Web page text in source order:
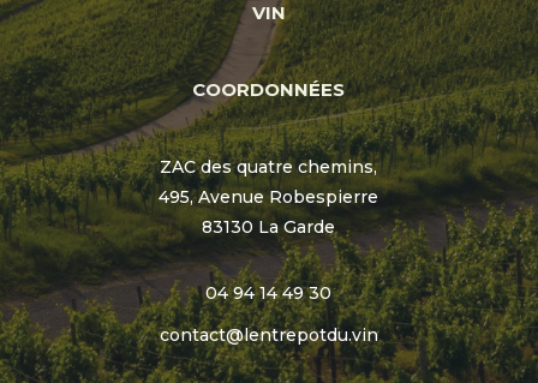
VIN
COORDONNÉES
ZAC des quatre chemins,
495, Avenue Robespierre
83130 La Garde
04 94 14 49 30
contact@lentrepotdu.vin